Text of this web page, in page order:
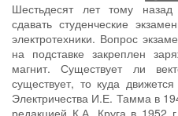
Шестьдесят лет тому
сдавать студенческие
электротехники. Вопрос
на подставке закреплен
магнит. Существует ли
существует, то куда
Электричества И.Е. Тамма в
редакцией К.А. Круга в 1952